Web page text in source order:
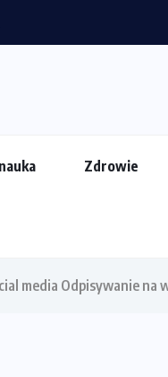
Zdrowie
media Odpisywanie na